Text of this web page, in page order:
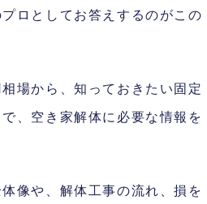
ロとしてお答えするのがこの
場から、知っておきたい固定
、空き家解体に必要な情報を
像や、解体工事の流れ、損を